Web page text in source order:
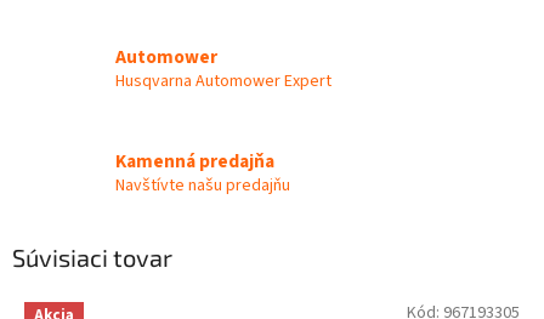
Automower
Husqvarna Automower Expert
Kamenná predajňa
Navštívte našu predajňu
Súvisiaci tovar
Kód: 967193305